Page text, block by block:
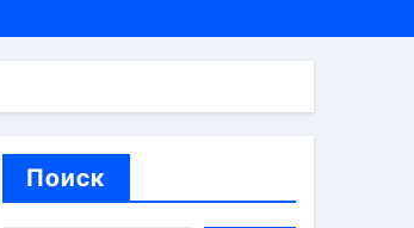
Поиск